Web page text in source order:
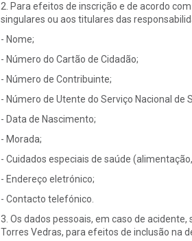
2. Para efeitos de inscrição e de acordo
singulares ou aos titulares das
- Nome;
- Número do Cartão de Cidadão;
- Número de Contribuinte;
- Número de Utente do Serviço Nacional de
- Data de Nascimento;
- Morada;
- Cuidados especiais de saúde
- Endereço eletrónico;
- Contacto telefónico.
3. Os dados pessoais, em caso de
Torres Vedras, para efeitos de inclusão na